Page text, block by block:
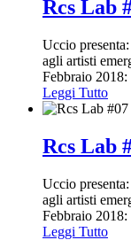
Rcs Lab
Uccio
agli artisti
Febbraio
Leggi Tutto
Rcs Lab
Uccio
agli artisti
Febbraio
Leggi Tutto